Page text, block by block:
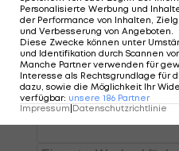
Personalisierte Werbung und
der Performance von Inhalten,
und Verbesserung von Angeboten
Diese Zwecke können unter
und Identifikation durch Scannen
Manche Partner verwenden für
Interesse als Rechtsgrundlage für
dazu, sowie die Möglichkeit Ihr
verfügbar: unsere 186 Partner
Impressum|Datenschutzrichtlinie